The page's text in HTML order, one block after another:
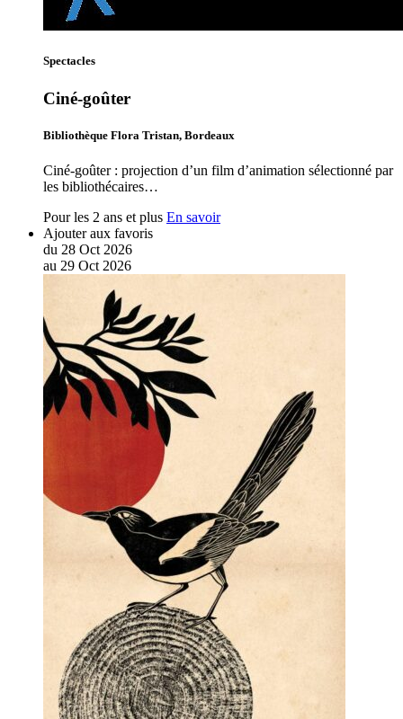
Spectacles
Ciné-goûter
Bibliothèque Flora Tristan, Bordeaux
Ciné-goûter : projection d’un film d’animation sélectionné par
les bibliothécaires…
Pour les 2 ans et plus En savoir
Ajouter aux favoris
du 28 Oct 2026
au 29 Oct 2026